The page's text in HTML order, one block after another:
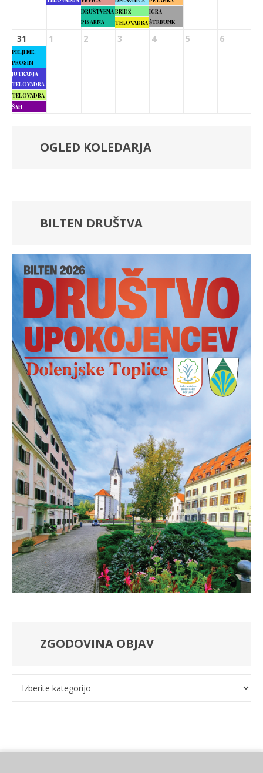
DRUŠTVENA
PISARNA
BRIDŽ
TELOVADBA
IGRA
ŠTRBUNK
31
PELJI ME,
PROSIM
JUTRANJA
TELOVADBA
TELOVADBA
ŠAH
1 2 3 4 5 6
OGLED KOLEDARJA
BILTEN DRUŠTVA
ZGODOVINA OBJAV